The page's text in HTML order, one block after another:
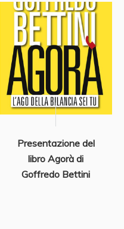
Presentazione del
libro Agorà di
Goffredo Bettini